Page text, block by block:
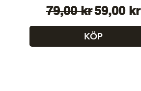
Ordinarie pris
79,00 krReapris
59,00 kr
KÖP